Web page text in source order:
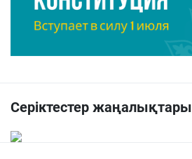
Серіктестер жаңалықтары